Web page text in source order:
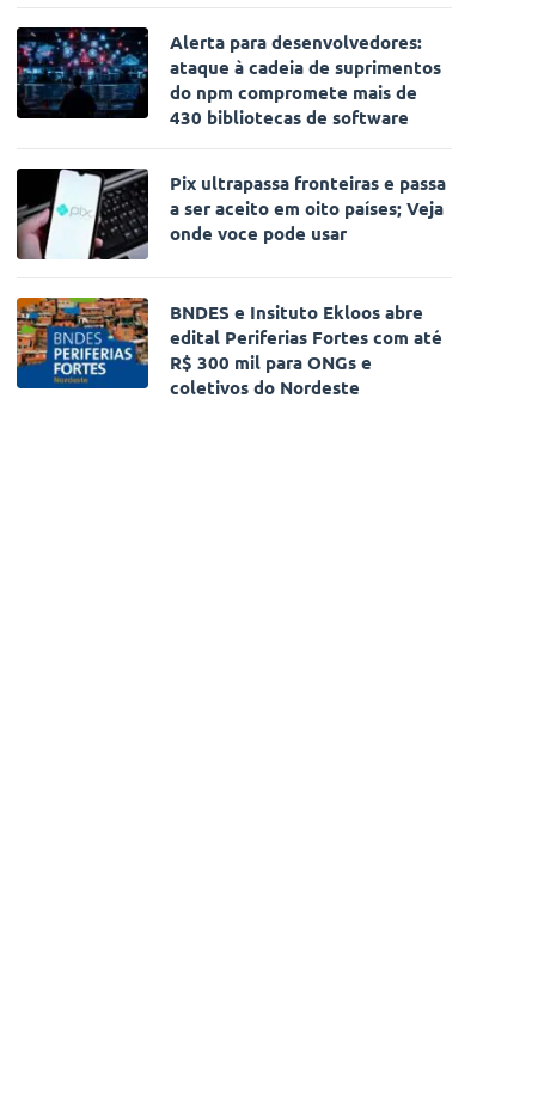
Alerta para desenvolvedores:
ataque à cadeia de suprimentos
do npm compromete mais de
430 bibliotecas de software
Pix ultrapassa fronteiras e passa
a ser aceito em oito países; Veja
onde voce pode usar
BNDES e Insituto Ekloos abre
edital Periferias Fortes com até
R$ 300 mil para ONGs e
coletivos do Nordeste